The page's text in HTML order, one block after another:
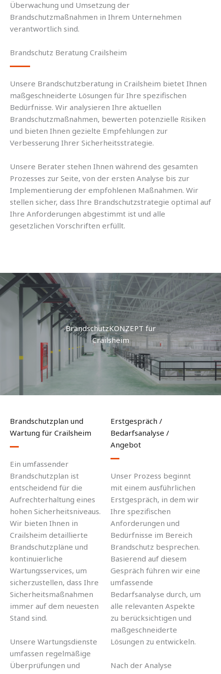
Überwachung und Umsetzung der
Brandschutzmaßnahmen in Ihrem Unternehmen
verantwortlich sind.
Brandschutz Beratung Crailsheim
Unsere Brandschutzberatung in Crailsheim bietet Ihnen
maßgeschneiderte Lösungen für Ihre spezifischen
Bedürfnisse. Wir analysieren Ihre aktuellen
Brandschutzmaßnahmen, bewerten potenzielle Risiken
und bieten Ihnen gezielte Empfehlungen zur
Verbesserung Ihrer Sicherheitsstrategie.
Unsere Berater stehen Ihnen während des gesamten
Prozesses zur Seite, von der ersten Analyse bis zur
Implementierung der empfohlenen Maßnahmen. Wir
stellen sicher, dass Ihre Brandschutzstrategie optimal auf
Ihre Anforderungen abgestimmt ist und alle
gesetzlichen Vorschriften erfüllt.
BrandschutzKONZEPT für
Crailsheim
Brandschutzplan und
Wartung für Crailsheim
Ein umfassender
Brandschutzplan ist
entscheidend für die
Aufrechterhaltung eines
hohen Sicherheitsniveaus.
Wir bieten Ihnen in
Crailsheim detaillierte
Brandschutzpläne und
kontinuierliche
Wartungsservices, um
sicherzustellen, dass Ihre
Sicherheitsmaßnahmen
immer auf dem neuesten
Stand sind.
Unsere Wartungsdienste
umfassen regelmäßige
Überprüfungen und
Erstgespräch /
Bedarfsanalyse /
Angebot
Unser Prozess beginnt
mit einem ausführlichen
Erstgespräch, in dem wir
Ihre spezifischen
Anforderungen und
Bedürfnisse im Bereich
Brandschutz besprechen.
Basierend auf diesem
Gespräch führen wir eine
umfassende
Bedarfsanalyse durch, um
alle relevanten Aspekte
zu berücksichtigen und
maßgeschneiderte
Lösungen zu entwickeln.
Nach der Analyse